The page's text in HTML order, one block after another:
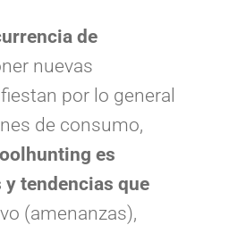
de
nuevas
por lo general
de consumo,
es
tendencias que
(amenanzas),